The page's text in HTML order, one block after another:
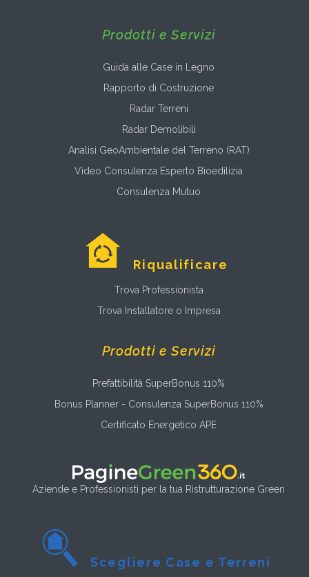
Prodotti e Servizi
Guida alle Case in Legno
Rapporto di Costruzione
Radar Terreni
Radar Demolibili
Analisi GeoAmbientale del Terreno (RAT)
Video Consulenza Esperto Bioedilizia
Consulenza Mutuo
Riqualificare
Trova Professionista
Trova Installatore o Impresa
Prodotti e Servizi
Prefattibilità SuperBonus 110%
Bonus Planner - Consulenza SuperBonus 110%
Certificato Energetico APE
Aziende e Professionisti per la tua Ristrutturazione Green
Scegliere Case e Terreni